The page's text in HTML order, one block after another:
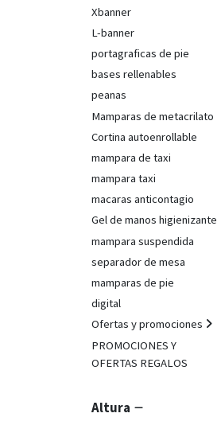
Xbanner
L-banner
portagraficas de pie
bases rellenables
peanas
Mamparas de metacrilato
Cortina autoenrollable
mampara de taxi
mampara taxi
macaras anticontagio
Gel de manos higienizante
mampara suspendida
separador de mesa
mamparas de pie
digital
Ofertas y promociones
PROMOCIONES Y
OFERTAS REGALOS
Altura